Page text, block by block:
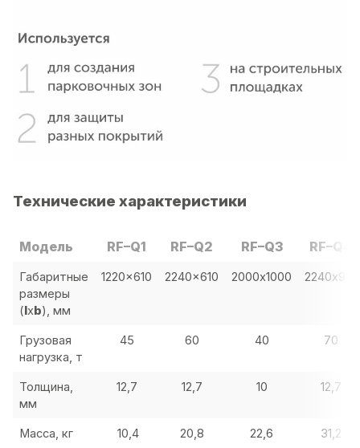
Технические характеристики
Модель RF–Q1 RF–Q2 RF–Q3 RF–Q4
Габаритные
размеры
(lxb), мм
1220x610 2240x610 2000х1000 2240х915
Грузовая
нагрузка, т
45 60 40 70
Толщина,
мм
12,7 12,7 10 12,7
Масса, кг 10,4 20,8 22,6 31,2